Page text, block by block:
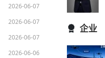
2026-06-07
2026-06-07
2026-06-07
2026-06-06
企业